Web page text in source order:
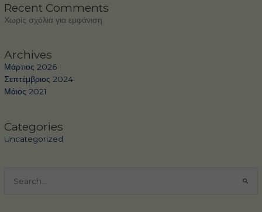
Recent Comments
Χωρίς σχόλια για εμφάνιση.
Archives
Μάρτιος 2026
Σεπτέμβριος 2024
Μάιος 2021
Categories
Uncategorized
για: